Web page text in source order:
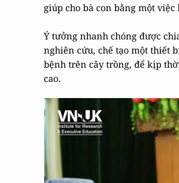
giúp cho bà con bằng một
Ý tưởng nhanh chóng được
nghiên cứu, chế tạo một thiết
bệnh trên cây trồng, để kịp
cao.